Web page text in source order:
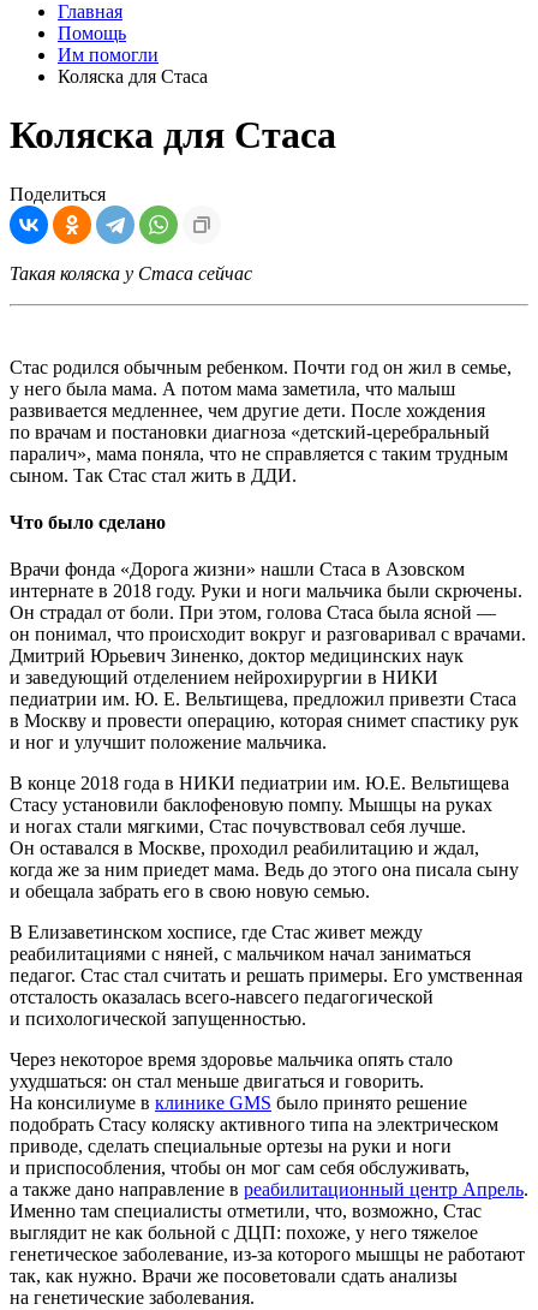
Главная
Помощь
Им помогли
Коляска для Стаса
Коляска для Стаса
Поделиться
Такая коляска у Стаса сейчас
Стас родился обычным ребенком. Почти год он жил в семье,
у него была мама. А потом мама заметила, что малыш
развивается медленнее, чем другие дети. После хождения
по врачам и постановки диагноза «детский-церебральный
паралич», мама поняла, что не справляется с таким трудным
сыном. Так Стас стал жить в ДДИ.
Что было сделано
Врачи фонда «Дорога жизни» нашли Стаса в Азовском
интернате в 2018 году. Руки и ноги мальчика были скрючены.
Он страдал от боли. При этом, голова Стаса была ясной —
он понимал, что происходит вокруг и разговаривал с врачами.
Дмитрий Юрьевич Зиненко, доктор медицинских наук
и заведующий отделением нейрохирургии в НИКИ
педиатрии им. Ю. Е. Вельтищева, предложил привезти Стаса
в Москву и провести операцию, которая снимет спастику рук
и ног и улучшит положение мальчика.
В конце 2018 года в НИКИ педиатрии им. Ю.Е. Вельтищева
Стасу установили баклофеновую помпу. Мышцы на руках
и ногах стали мягкими, Стас почувствовал себя лучше.
Он оставался в Москве, проходил реабилитацию и ждал,
когда же за ним приедет мама. Ведь до этого она писала сыну
и обещала забрать его в свою новую семью.
В Елизаветинском хосписе, где Стас живет между
реабилитациями с няней, с мальчиком начал заниматься
педагог. Стас стал считать и решать примеры. Его умственная
отсталость оказалась всего-навсего педагогической
и психологической запущенностью.
Через некоторое время здоровье мальчика опять стало
ухудшаться: он стал меньше двигаться и говорить.
На консилиуме в клинике GMS было принято решение
подобрать Стасу коляску активного типа на электрическом
приводе, сделать специальные ортезы на руки и ноги
и приспособления, чтобы он мог сам себя обслуживать,
а также дано направление в реабилитационный центр Апрель.
Именно там специалисты отметили, что, возможно, Стас
выглядит не как больной с ДЦП: похоже, у него тяжелое
генетическое заболевание, из-за которого мышцы не работают
так, как нужно. Врачи же посоветовали сдать анализы
на генетические заболевания.